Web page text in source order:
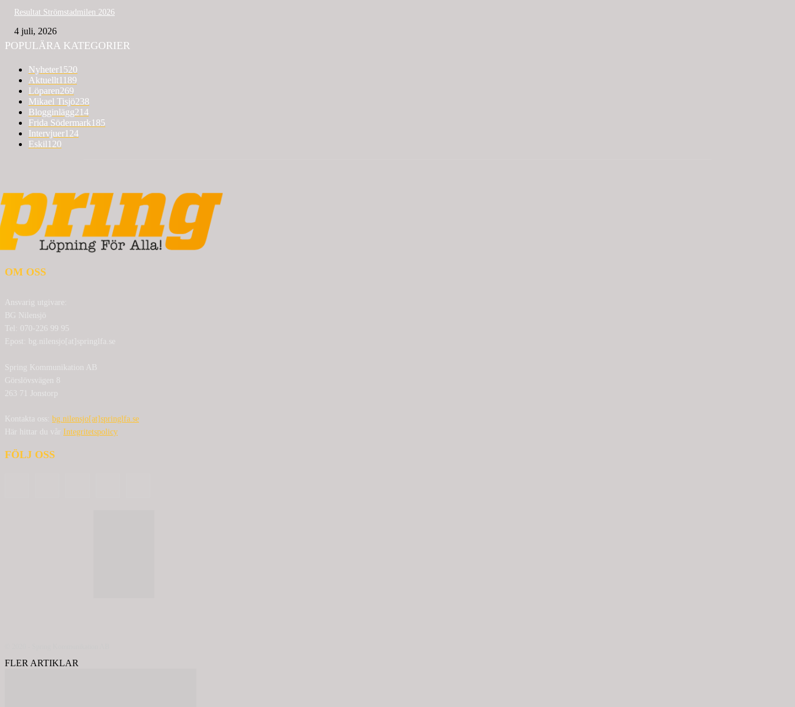
Resultat Strömstadmilen 2026
4 juli, 2026
POPULÄRA KATEGORIER
Nyheter1520
Aktuellt1189
Löparen269
Mikael Tisjö238
Blogginlägg214
Frida Södermark185
Intervjuer124
Eskil120
OM OSS
Ansvarig utgivare:
BG Nilensjö
Tel: 070-226 99 95
Epost: bg.nilensjo[at]springlfa.se
Spring Kommunikation AB
Görslövsvägen 8
263 71 Jonstorp
Kontakta oss: bg.nilensjo[at]springlfa.se
Här hittar du vår Integritetspolicy
FÖLJ OSS
FLER ARTIKLAR